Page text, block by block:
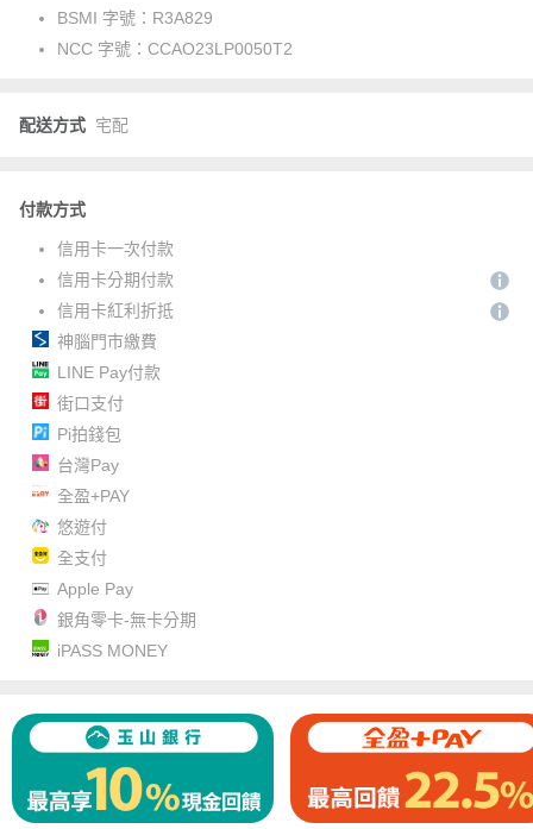
BSMI 字號： R3A829
NCC 字號： CCAO23LP0050T2
配送方式 宅配
付款方式
信用卡一次付款
信用卡分期付款
信用卡紅利折抵
神腦門市繳費
LINE Pay付款
街口支付
Pi拍錢包
台灣Pay
全盈+PAY
悠遊付
全支付
Apple Pay
銀角零卡-無卡分期
iPASS MONEY